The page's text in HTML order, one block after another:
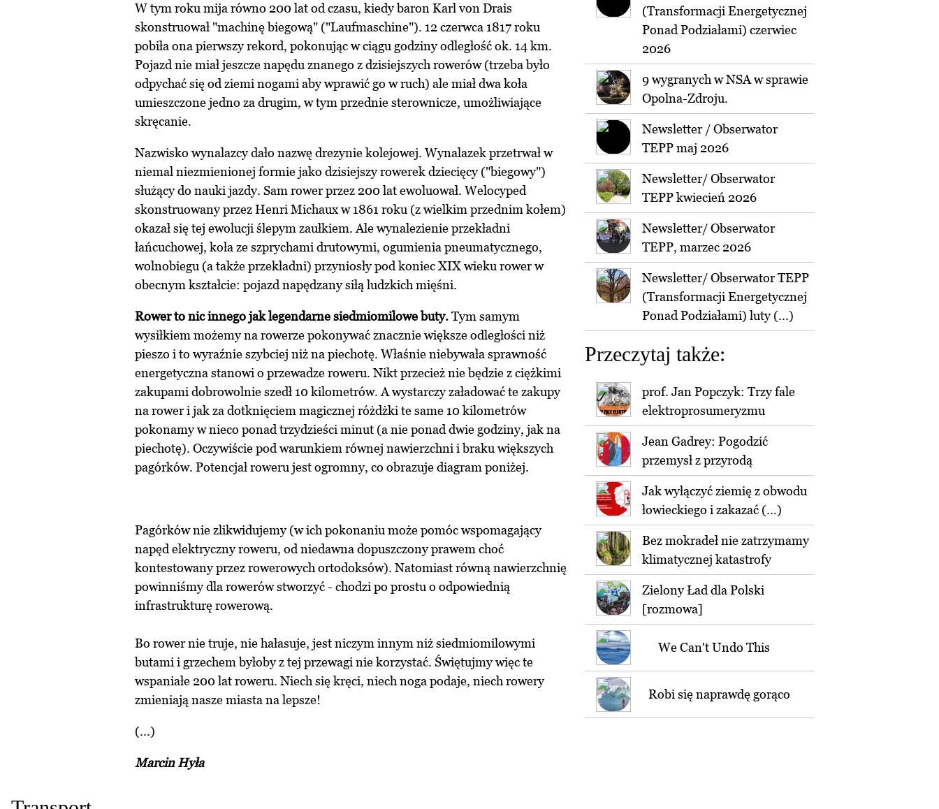
W tym roku mija równo 200 lat od czasu, kiedy baron Karl von Drais
skonstruował "machinę biegową" ("Laufmaschine"). 12 czerwca 1817 roku
pobiła ona pierwszy rekord, pokonując w ciągu godziny odległość ok. 14 km.
Pojazd nie miał jeszcze napędu znanego z dzisiejszych rowerów (trzeba było
odpychać się od ziemi nogami aby wprawić go w ruch) ale miał dwa koła
umieszczone jedno za drugim, w tym przednie sterownicze, umożliwiające
skręcanie.
Nazwisko wynalazcy dało nazwę drezynie kolejowej. Wynalazek przetrwał w
niemal niezmienionej formie jako dzisiejszy rowerek dziecięcy ("biegowy")
służący do nauki jazdy. Sam rower przez 200 lat ewoluował. Welocyped
skonstruowany przez Henri Michaux w 1861 roku (z wielkim przednim kołem)
okazał się tej ewolucji ślepym zaułkiem. Ale wynalezienie przekładni
łańcuchowej, koła ze szprychami drutowymi, ogumienia pneumatycznego,
wolnobiegu (a także przekładni) przyniosły pod koniec XIX wieku rower w
obecnym kształcie: pojazd napędzany siłą ludzkich mięśni.
Rower to nic innego jak legendarne siedmiomilowe buty.Tym samym
wysiłkiem możemy na rowerze pokonywać znacznie większe odległości niż
pieszo i to wyraźnie szybciej niż na piechotę. Właśnie niebywała sprawność
energetyczna stanowi o przewadze roweru. Nikt przecież nie będzie z ciężkimi
zakupami dobrowolnie szedł 10 kilometrów. A wystarczy załadować te zakupy
na rower i jak za dotknięciem magicznej różdżki te same 10 kilometrów
pokonamy w nieco ponad trzydzieści minut (a nie ponad dwie godziny, jak na
piechotę). Oczywiście pod warunkiem równej nawierzchni i braku większych
pagórków. Potencjał roweru jest ogromny, co obrazuje diagram poniżej.
Pagórków nie zlikwidujemy (w ich pokonaniu może pomóc wspomagający
napęd elektryczny roweru, od niedawna dopuszczony prawem choć
kontestowany przez rowerowych ortodoksów). Natomiast równą nawierzchnię
powinniśmy dla rowerów stworzyć - chodzi po prostu o odpowiednią
infrastrukturę rowerową.
Bo rower nie truje, nie hałasuje, jest niczym innym niż siedmiomilowymi
butami i grzechem byłoby z tej przewagi nie korzystać. Świętujmy więc te
wspaniałe 200 lat roweru. Niech się kręci, niech noga podaje, niech rowery
zmieniają nasze miasta na lepsze!
(...)
Marcin Hyła
(Transformacji Energetycznej
Ponad Podziałami) czerwiec
2026
9 wygranych w NSA w sprawie
Opolna-Zdroju.
Newsletter / Obserwator
TEPP maj 2026
Newsletter/ Obserwator
TEPP kwiecień 2026
Newsletter/ Obserwator
TEPP, marzec 2026
Newsletter/ Obserwator TEPP
(Transformacji Energetycznej
Ponad Podziałami) luty (...)
Przeczytaj także:
prof. Jan Popczyk: Trzy fale
elektroprosumeryzmu
Jean Gadrey: Pogodzić
przemysł z przyrodą
Jak wyłączyć ziemię z obwodu
łowieckiego i zakazać (...)
Bez mokradeł nie zatrzymamy
klimatycznej katastrofy
Zielony Ład dla Polski
[rozmowa]
We Can't Undo This
Robi się naprawdę gorąco